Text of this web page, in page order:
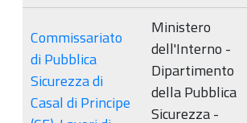
Commissariato
di Pubblica
Sicurezza di
Casal di Principe
Ministero
dell'Interno -
Dipartimento
della Pubblica
Sicurezza -